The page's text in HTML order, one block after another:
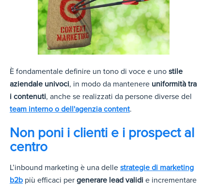
È fondamentale definire un tono di voce e uno stile
aziendale univoci, in modo da mantenere uniformità tra
i contenuti, anche se realizzati da persone diverse del
team interno o dell'agenzia content.
Non poni i clienti e i prospect al
centro
L’inbound marketing è una delle strategie di marketing
b2b più efficaci per generare lead validi e incrementare